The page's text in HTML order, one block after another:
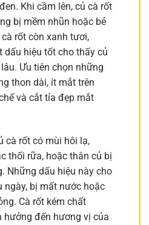
Khi cầm lên, củ cà rốt
bị mềm nhũn hoặc bẻ
rốt còn xanh tươi,
dấu hiệu tốt cho thấy củ
Ưu tiên chọn những
thon dài, ít mắt trên
và cắt tỉa đẹp mắt
cà rốt có mùi hôi lạ,
thối rữa, hoặc thân củ bị
Những dấu hiệu này cho
ngày, bị mất nước hoặc
Cà rốt kém chất
hưởng đến hương vị của